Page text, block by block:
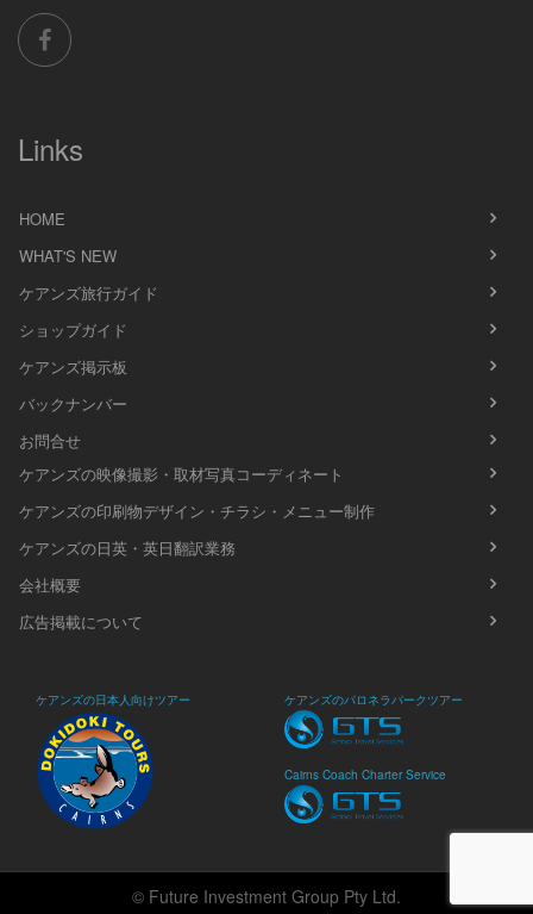
Links
HOME
WHAT'S NEW
ケアンズ旅行ガイド
ショップガイド
ケアンズ掲示板
バックナンバー
お問合せ
ケアンズの映像撮影・取材写真コーディネート
ケアンズの印刷物デザイン・チラシ・メニュー制作
ケアンズの日英・英日翻訳業務
会社概要
広告掲載について
ケアンズの日本人向けツアー ケアンズのパロネラパークツアー
Cairns Coach Charter Service
© Future Investment Group Pty Ltd.